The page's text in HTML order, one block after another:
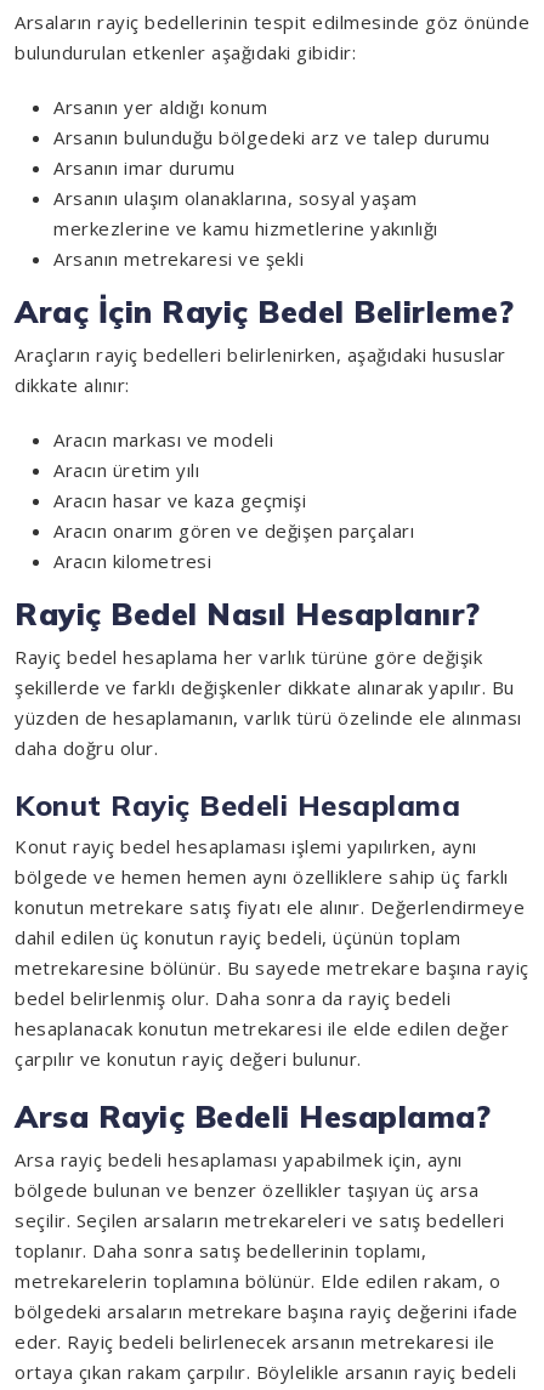
Arsaların rayiç bedellerinin tespit edilmesinde göz önünde
bulundurulan etkenler aşağıdaki gibidir:
Arsanın yer aldığı konum
Arsanın bulunduğu bölgedeki arz ve talep durumu
Arsanın imar durumu
Arsanın ulaşım olanaklarına, sosyal yaşam
merkezlerine ve kamu hizmetlerine yakınlığı
Arsanın metrekaresi ve şekli
Araç İçin Rayiç Bedel Belirleme?
Araçların rayiç bedelleri belirlenirken, aşağıdaki hususlar
dikkate alınır:
Aracın markası ve modeli
Aracın üretim yılı
Aracın hasar ve kaza geçmişi
Aracın onarım gören ve değişen parçaları
Aracın kilometresi
Rayiç Bedel Nasıl Hesaplanır?
Rayiç bedel hesaplama her varlık türüne göre değişik
şekillerde ve farklı değişkenler dikkate alınarak yapılır. Bu
yüzden de hesaplamanın, varlık türü özelinde ele alınması
daha doğru olur.
Konut Rayiç Bedeli Hesaplama
Konut rayiç bedel hesaplaması işlemi yapılırken, aynı
bölgede ve hemen hemen aynı özelliklere sahip üç farklı
konutun metrekare satış fiyatı ele alınır. Değerlendirmeye
dahil edilen üç konutun rayiç bedeli, üçünün toplam
metrekaresine bölünür. Bu sayede metrekare başına rayiç
bedel belirlenmiş olur. Daha sonra da rayiç bedeli
hesaplanacak konutun metrekaresi ile elde edilen değer
çarpılır ve konutun rayiç değeri bulunur.
Arsa Rayiç Bedeli Hesaplama?
Arsa rayiç bedeli hesaplaması yapabilmek için, aynı
bölgede bulunan ve benzer özellikler taşıyan üç arsa
seçilir. Seçilen arsaların metrekareleri ve satış bedelleri
toplanır. Daha sonra satış bedellerinin toplamı,
metrekarelerin toplamına bölünür. Elde edilen rakam, o
bölgedeki arsaların metrekare başına rayiç değerini ifade
eder. Rayiç bedeli belirlenecek arsanın metrekaresi ile
ortaya çıkan rakam çarpılır. Böylelikle arsanın rayiç bedeli